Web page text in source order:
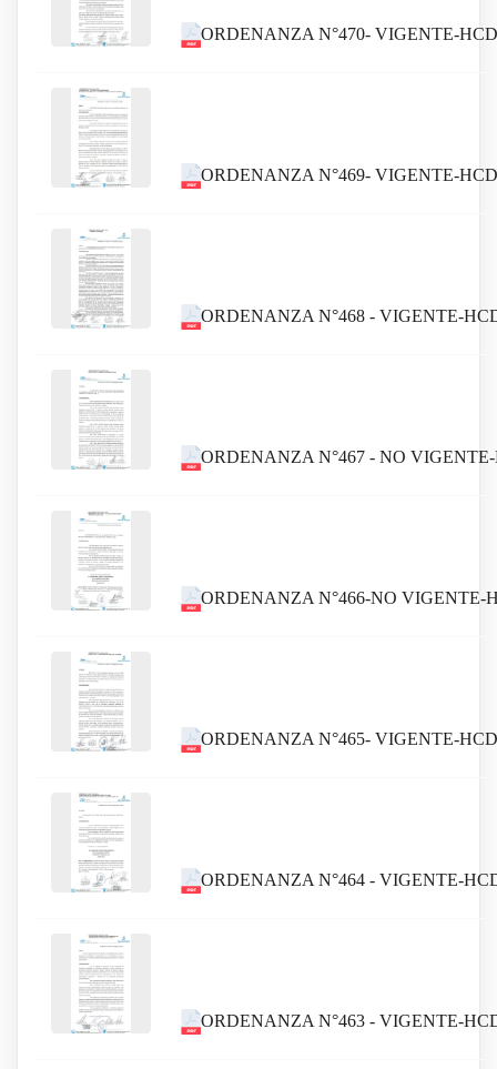
ORDENANZA N°470- VIGENTE-
ORDENANZA N°469- VIGENTE-
ORDENANZA N°468 - VIGENTE-
ORDENANZA N°467 - NO
ORDENANZA N°466-NO VIGENTE-
ORDENANZA N°465- VIGENTE-
ORDENANZA N°464 - VIGENTE-
ORDENANZA N°463 - VIGENTE-